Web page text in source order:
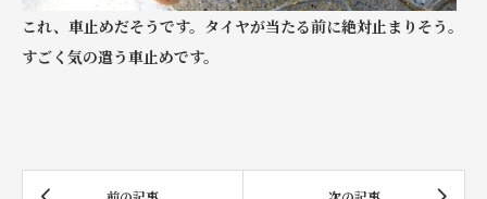
これ、車止めだそうです。タイヤが当たる前に絶対止まりそう。
すごく気の遣う車止めです。